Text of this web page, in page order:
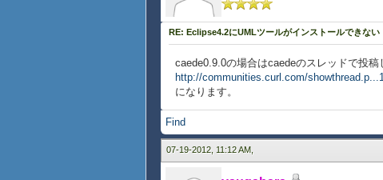
RE: Eclipse4.2にUMLツールがインストールできない
caede0.9.0の場合はcaedeのスレッドで投稿
http://communities.curl.com/
になります。
Find
07-19-2012, 11:12 AM,